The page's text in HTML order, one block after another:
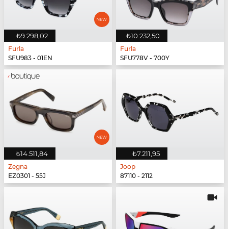
₺9.298,02
Furla
SFU983 - 01EN
₺10.232,50
Furla
SFU778V - 700Y
₺14.511,84
Zegna
EZ0301 - 55J
₺7.211,95
Joop
87110 - 2112